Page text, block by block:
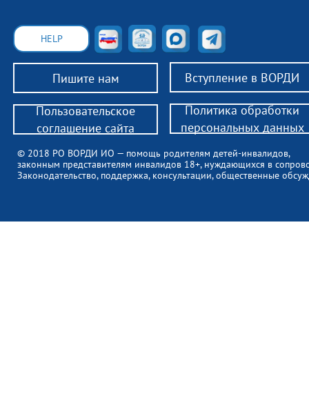
Пишите нам Вступление в ВОРДИ
© 2018 РО ВОРДИ ИО — помощь родителям детей-инвалидов,
законным представителям инвалидов 18+, нуждающихся в
Законодательство, поддержка, консультации, общественные
HELP
Пользовательское
соглашение сайта
Политика обработки
персональных данных